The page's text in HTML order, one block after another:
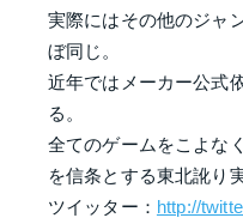
実際にはその他のジャ
ぼ同じ。
近年ではメーカー公式
る。
全てのゲームをこよな
を信条とする東北訛り
ツイッター： http://